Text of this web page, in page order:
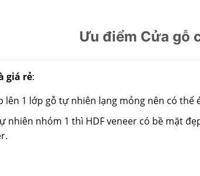
Ưu điểm Cửa gỗ
giá rẻ:
lên 1 lớp gỗ tự nhiên lạng mỏng nên có
nhiên nhóm 1 thì HDF veneer có bề mặt